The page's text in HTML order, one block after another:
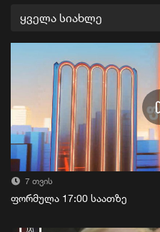
ყველა სიახლე
7 თვის
ფორმულა 17:00 საათზე